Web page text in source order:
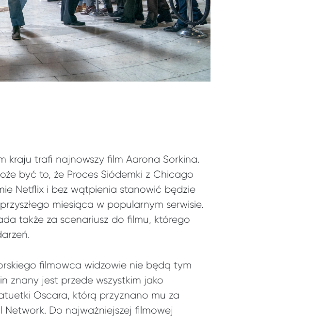
kraju trafi najnowszy film Aarona Sorkina.
być to, że Proces Siódemki z Chicago
Netflix i bez wątpienia stanowić będzie
miesiąca w popularnym serwisie.
także za scenariusz do filmu, którego
filmowca widzowie nie będą tym
znany jest przede wszystkim jako
Oscara, którą przyznano mu za
Do najważniejszej filmowej